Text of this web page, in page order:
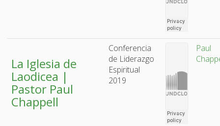
La Iglesia de
Laodicea |
Pastor Paul
Chappell
Conferencia
de Liderazgo
Espiritual
2019
Paul